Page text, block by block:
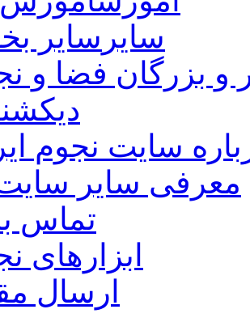
سایر سایر
و بزرگان فضا و
سایت نجوم
معرفی سایر
تماس
ابزارهای
ارسال